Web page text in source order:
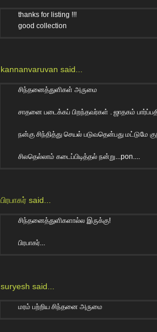
thanks for listing !!!
good collection
kannanvaruvan said...
சிந்தனைத்துளிகள் அருமை
சாதனை படைக்கப் பிறந்தவர்கள் . ஜாதகம்
நன்கு சிந்தித்து செயல் படுவதென்பது
சிலதெல்லாம் கடைப்பிடித்தல் நன்று...pon....
பிரபாகர் said...
சிந்தனைத்துளிகளால்ல இருக்கு!
பிரபாகர்...
suryesh said...
மரம் பற்றிய சிந்தனை அருமை